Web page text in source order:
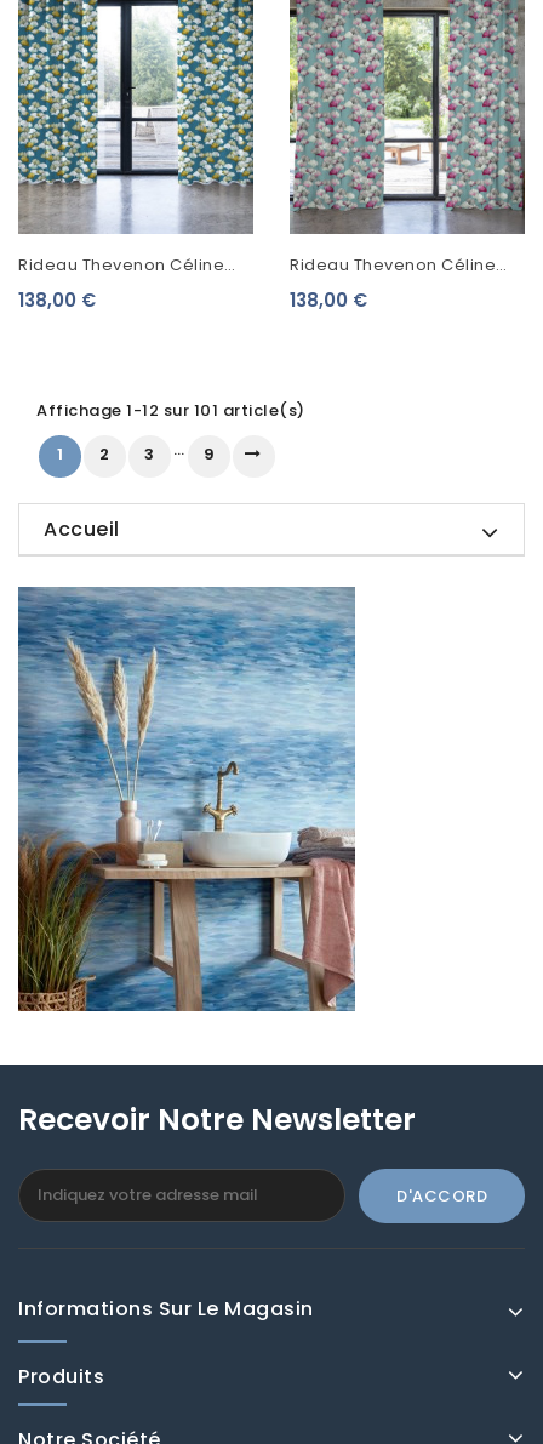
Rideau Thevenon Céline
Fond Bleu Canard 2250604
138,00 €
Rideau Thevenon Céline
Fond Bleu Zinc 2250602
138,00 €
Affichage 1-12 sur 101 article(s)
1
2 3 … 9
Accueil
Recevoir Notre Newsletter
Informations Sur Le Magasin
Produits